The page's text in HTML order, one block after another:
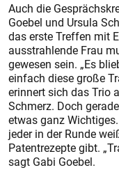
Auch die
Goebel und Ursula
das erste Treffen mit
ausstrahlende Frau
gewesen sein. „Es
einfach diese große
erinnert sich das Trio
Schmerz. Doch
etwas ganz
jeder in der Runde
Patentrezepte gibt.
sagt Gabi Goebel.